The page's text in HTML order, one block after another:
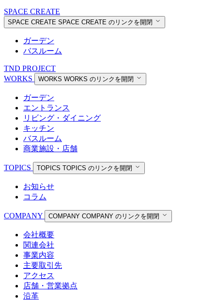
SPACE CREATE
SPACE CREATE SPACE CREATE のリンクを開閉
ガーデン
バスルーム
TND PROJECT
WORKS
WORKS WORKS のリンクを開閉
ガーデン
エントランス
リビング・ダイニング
キッチン
バスルーム
商業施設・店舗
TOPICS TOPICS TOPICS のリンクを開閉
お知らせ
コラム
COMPANY COMPANY COMPANY のリンクを開閉
会社概要
関連会社
事業内容
主要取引先
アクセス
店舗・営業拠点
沿革